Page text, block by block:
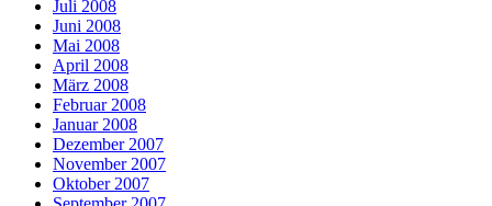
Juli 2008
Juni 2008
Mai 2008
April 2008
März 2008
Februar 2008
Januar 2008
Dezember 2007
November 2007
Oktober 2007